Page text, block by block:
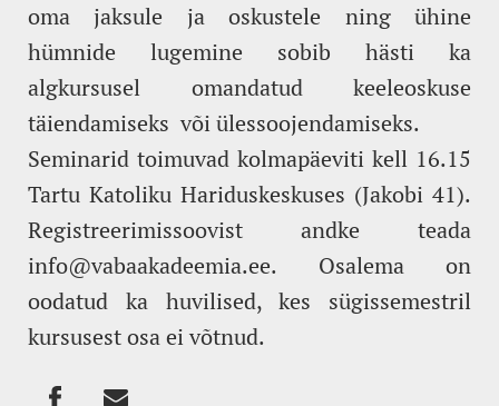
oma jaksule ja oskustele ning ühine
hümnide lugemine sobib hästi ka
algkursusel omandatud keeleoskuse
täiendamiseks või ülessoojendamiseks.
Seminarid toimuvad kolmapäeviti kell 16.15
Tartu Katoliku Hariduskeskuses (Jakobi 41).
Registreerimissoovist andke teada
info@vabaakadeemia.ee. Osalema on
oodatud ka huvilised, kes sügissemestril
kursusest osa ei võtnud.